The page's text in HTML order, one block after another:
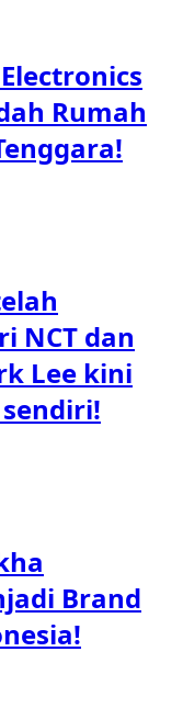
Rumah
NCT dan
Lee kini
Brand